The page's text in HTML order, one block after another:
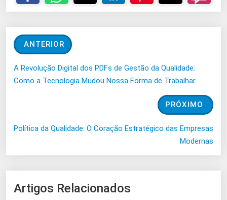
ANTERIOR
A Revolução Digital dos PDFs de Gestão da Qualidade:
Como a Tecnologia Mudou Nossa Forma de Trabalhar
PRÓXIMO
Política da Qualidade: O Coração Estratégico das Empresas
Modernas
Artigos Relacionados